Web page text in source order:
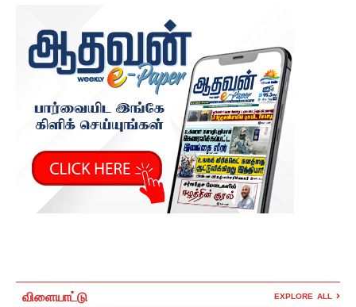
விளையாட்டு EXPLORE ALL